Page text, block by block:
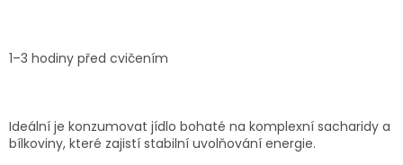
1–3 hodiny před cvičením
Ideální je konzumovat jídlo bohaté na komplexní sacharidy a
bílkoviny, které zajistí stabilní uvolňování energie.